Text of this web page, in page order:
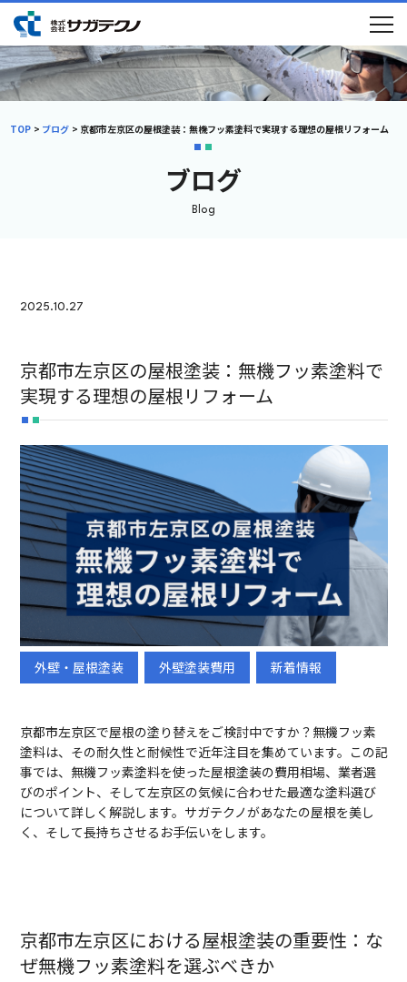
メニュー
施工事例
ブログ
会社概要
採用情報
新卒採用中途採用
9:00 ~ 17:30
ブログ
Blog
TOP ブログ 京都市左京区の屋根塗装：無機フッ素塗料で実現する理想の屋根リフォーム
2025.10.27
京都市左京区の屋根塗装：無機フッ素塗料で
実現する理想の屋根リフォーム
外壁・屋根塗装 外壁塗装費用 新着情報
京都市左京区で屋根の塗り替えをご検討中ですか？無機フッ素
塗料は、その耐久性と耐候性で近年注目を集めています。この記
事では、無機フッ素塗料を使った屋根塗装の費用相場、業者選
びのポイント、そして左京区の気候に合わせた最適な塗料選び
について詳しく解説します。サガテクノがあなたの屋根を美し
く、そして長持ちさせるお手伝いをします。
京都市左京区における屋根塗装の重要性：な
ぜ無機フッ素塗料を選ぶべきか